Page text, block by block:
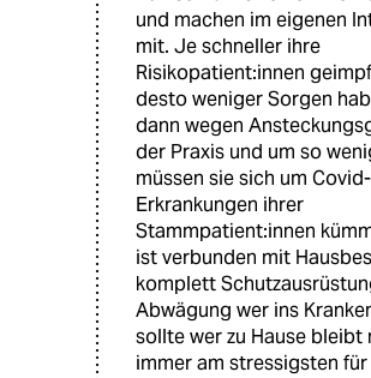
und machen im eigenen
mit. Je schneller ihre
Risikopatient:innen
desto weniger Sorgen
dann wegen
der Praxis und um so
müssen sie sich um
Erkrankungen ihrer
Stammpatient:innen
ist verbunden mit
komplett
Abwägung wer ins
sollte wer zu Hause bleibt
immer am stressigsten für